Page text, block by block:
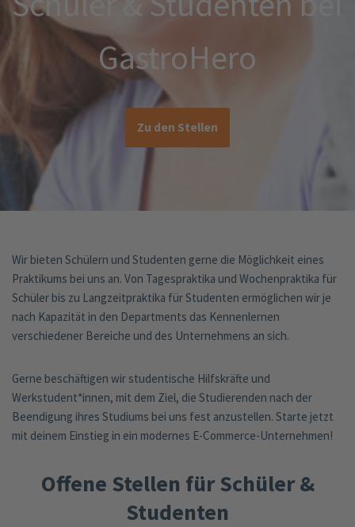
GastroHero
Zu den Stellen
Wir bieten Schülern und Studenten gerne die Möglichkeit eines
Praktikums bei uns an. Von Tagespraktika und Wochenpraktika für
Schüler bis zu Langzeitpraktika für Studenten ermöglichen wir je
nach Kapazität in den Departments das Kennenlernen
verschiedener Bereiche und des Unternehmens an sich.
Gerne beschäftigen wir studentische Hilfskräfte und
Werkstudent*innen, mit dem Ziel, die Studierenden nach der
Beendigung ihres Studiums bei uns fest anzustellen. Starte jetzt
mit deinem Einstieg in ein modernes E-Commerce-Unternehmen!
Offene Stellen für Schüler &
Studenten